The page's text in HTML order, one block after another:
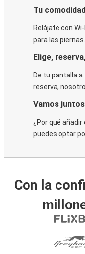
Tu
Relájate con
para las
Elige,
De tu pantalla
reserva,
Vamos juntos
¿Por qué
puedes optar
Con la